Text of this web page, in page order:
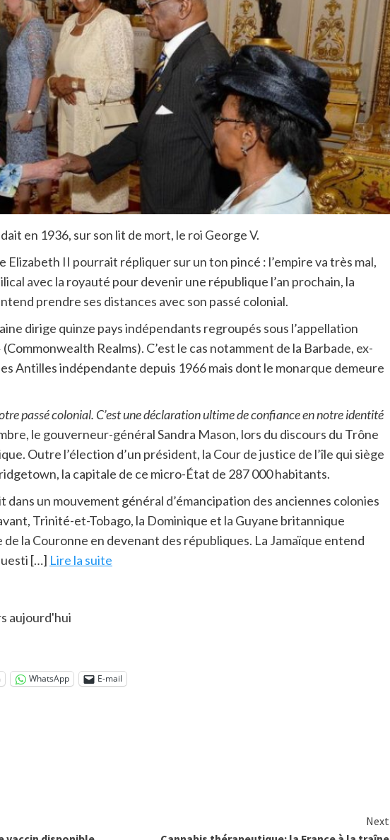
en 1936, sur son lit de mort, le roi George V.
Elizabeth II pourrait répliquer sur un ton pincé : l’empire va très mal,
avec la royauté pour devenir une république l’an prochain, la
prendre ses distances avec son passé colonial.
dirige quinze pays indépendants regroupés sous l’appellation
Realms). C’est le cas notamment de la Barbade, ex-
Antilles indépendante depuis 1966 mais dont le monarque demeure
passé colonial. C’est une déclaration ultime de confiance en notre identité
le gouverneur-général Sandra Mason, lors du discours du Trône
Outre l’élection d’un président, la Cour de justice de l’île qui siège
la capitale de ce micro-État de 287 000 habitants.
dans un mouvement général d’émancipation des anciennes colonies
Trinité-et-Tobago, la Dominique et la Guyane britannique
la Couronne en devenant des républiques. La Jamaïque entend
[…] Lire la suite
aujourd'hui
WhatsApp E-mail
Next